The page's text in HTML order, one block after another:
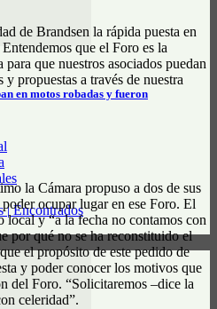
en motos robadas y fueron
| Encontrados
de Brandsen la rápida puesta en
que el Foro es la
que nuestros asociados puedan
propuestas a través de nuestra
la Cámara propuso a dos de sus
ocupar lugar en ese Foro. El
local y “a la fecha no contamos con
por qué no se ha reconstituido el
el propósito de este pedido de
y poder conocer los motivos que
del Foro. “Solicitaremos –dice la
celeridad”.